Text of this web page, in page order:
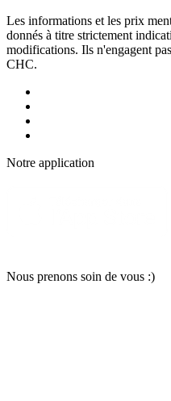
Les informations et les prix
donnés à titre strictement
modifications. Ils n'engagent
CHC.
Notre application
Nous prenons soin de vous :)